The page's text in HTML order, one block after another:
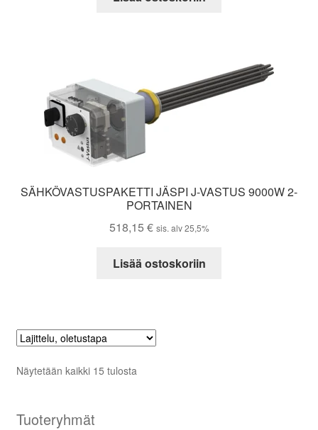
SÄHKÖVASTUSPAKETTI JÄSPI J-VASTUS 9000W 2-
PORTAINEN
518,15 € sis. alv 25,5%
Lisää ostoskoriin
Näytetään kaikki 15 tulosta
Tuoteryhmät